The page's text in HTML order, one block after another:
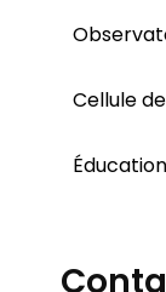
Cellule